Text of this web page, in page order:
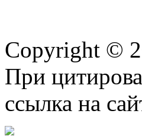
Copyright ©
При
ссылка на